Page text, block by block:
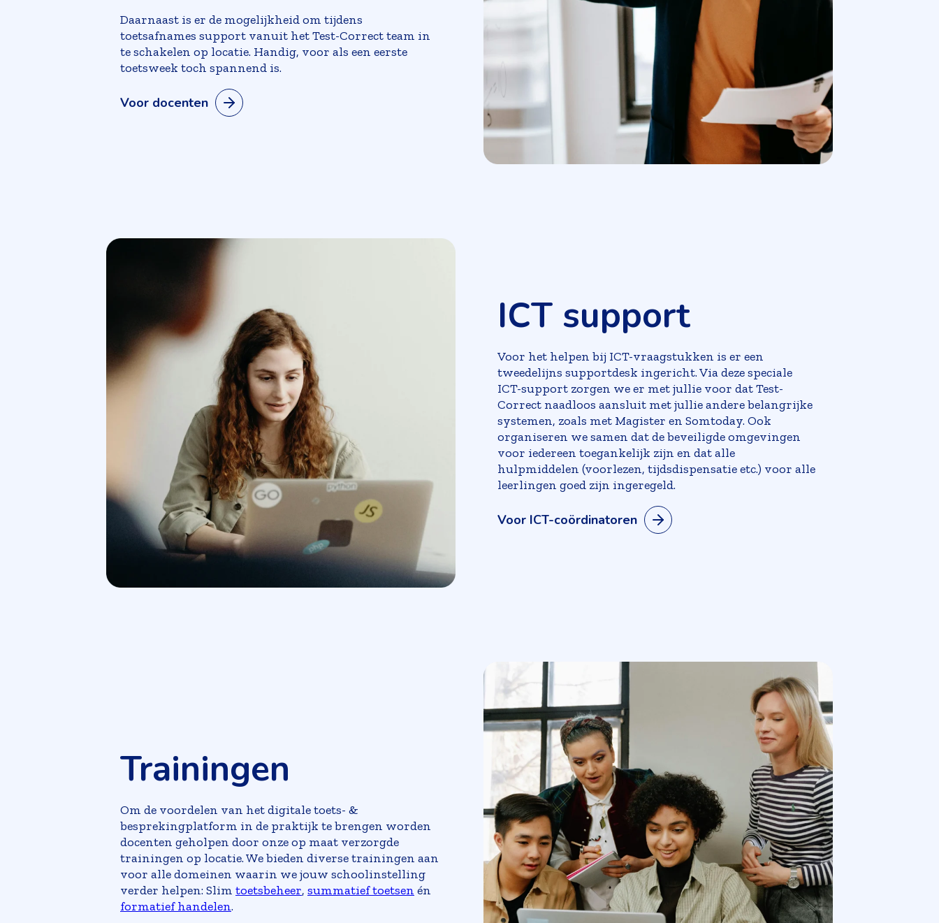
Daarnaast is er de mogelijkheid om tijdens
toetsafnames support vanuit het Test-Correct team in
te schakelen op locatie. Handig, voor als een eerste
toetsweek toch spannend is.
Voor docenten
ICT support
Voor het helpen bij ICT-vraagstukken is er een
tweedelijns supportdesk ingericht. Via deze speciale
ICT-support zorgen we er met jullie voor dat Test-
Correct naadloos aansluit met jullie andere belangrijke
systemen, zoals met Magister en Somtoday. Ook
organiseren we samen dat de beveiligde omgevingen
voor iedereen toegankelijk zijn en dat alle
hulpmiddelen (voorlezen, tijdsdispensatie etc.) voor alle
leerlingen goed zijn ingeregeld.
Voor ICT-coördinatoren
Trainingen
Om de voordelen van het digitale toets- &
besprekingplatform in de praktijk te brengen worden
docenten geholpen door onze op maat verzorgde
trainingen op locatie. We bieden diverse trainingen aan
voor alle domeinen waarin we jouw schoolinstelling
verder helpen: Slim toetsbeheer, summatief toetsen én
formatief handelen.